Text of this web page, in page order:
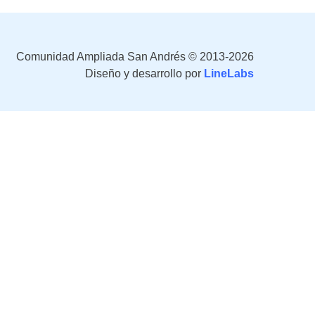
Comunidad Ampliada San Andrés © 2013-2026
Diseño y desarrollo por LineLabs